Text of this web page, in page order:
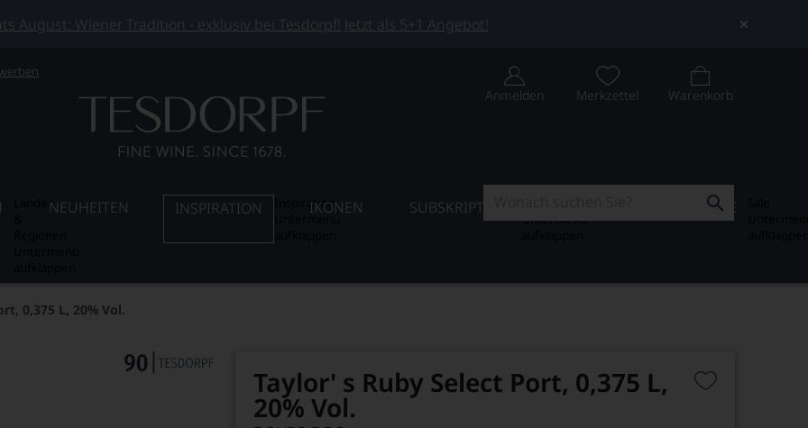
August: Wiener Tradition - exklusiv bei Tesdorpf! Jetzt als 5+1 Angebot!
Anmelden Merkzettel Warenkorb
LänderNEUHEITEN INSPIRATION
InspirationIKONEN SUBSKRIPTION
Untermenü
SALE
0,375 L, 20% Vol.
Taylor' s Ruby Select Port, 0,375 L,
20% Vol.